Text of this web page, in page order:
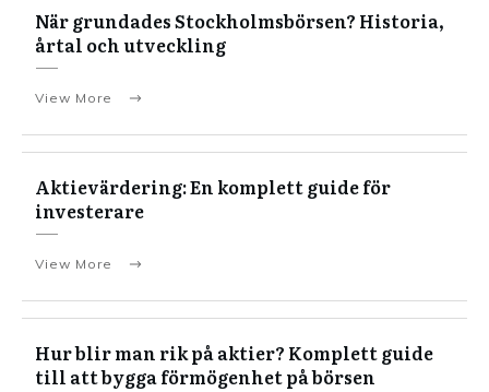
När grundades Stockholmsbörsen? Historia,
årtal och utveckling
View More
Aktievärdering: En komplett guide för
investerare
View More
Hur blir man rik på aktier? Komplett guide
till att bygga förmögenhet på börsen